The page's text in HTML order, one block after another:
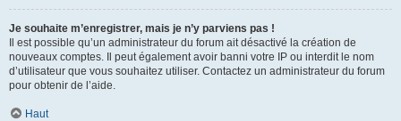
Je souhaite m’enregistrer, mais je n’y parviens pas !
Il est possible qu’un administrateur du forum ait désactivé la création de
nouveaux comptes. Il peut également avoir banni votre IP ou interdit le nom
d’utilisateur que vous souhaitez utiliser. Contactez un administrateur du forum
pour obtenir de l’aide.
Haut